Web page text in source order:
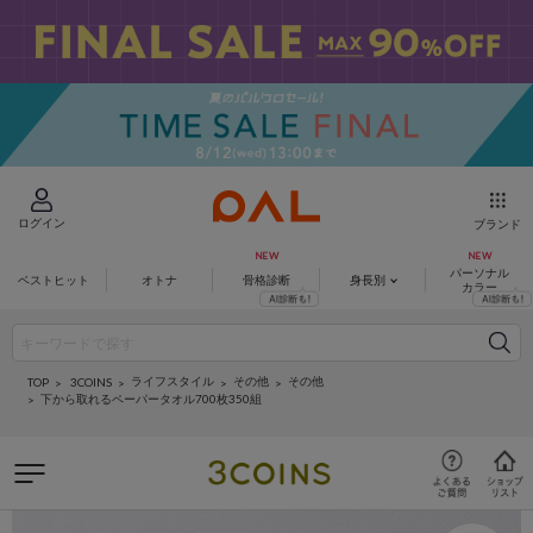
ログイン ブランド
ベストヒット オトナ 骨格診断 身長別
パーソナル
カラー
TOP 3COINS ライフスタイル その他
その他
下から取れるペーパータオル700枚350組